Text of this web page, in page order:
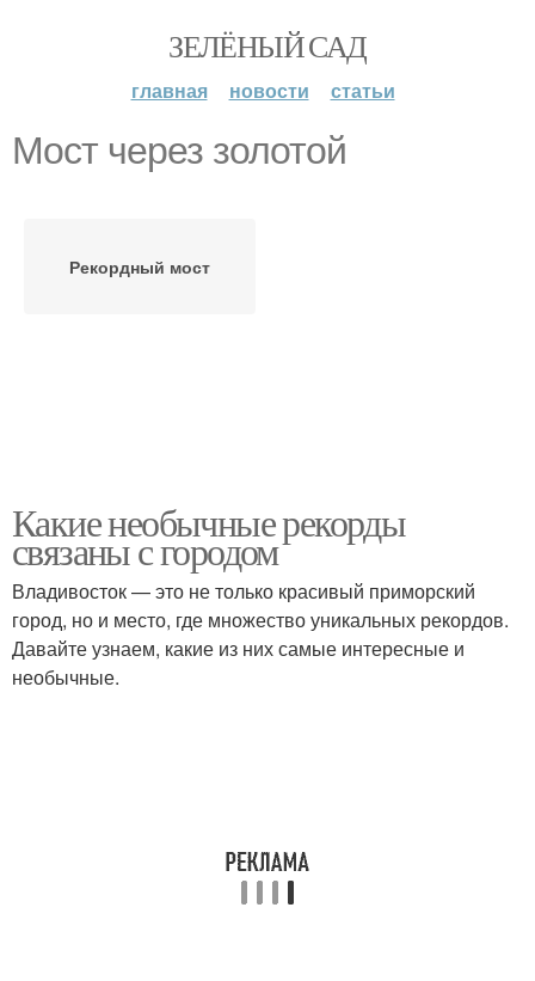
ЗЕЛЁНЫЙ САД
главная новости статьи
Мост через золотой
Рекордный мост
Какие необычные рекорды
связаны с городом
Владивосток — это не только красивый приморский
город, но и место, где множество уникальных рекордов.
Давайте узнаем, какие из них самые интересные и
необычные.